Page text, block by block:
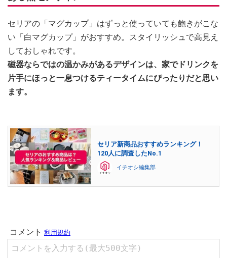
セリアの「マグカップ」はずっと使っていても飽きがこな
い「白マグカップ」がおすすめ。スタイリッシュで高見え
しておしゃれです。
磁器ならではの温かみがあるデザインは、家でドリンクを
片手にほっと一息つけるティータイムにぴったりだと思い
ます。
セリア新商品おすすめランキング！
120人に調査したNo.1
イチオシ編集部